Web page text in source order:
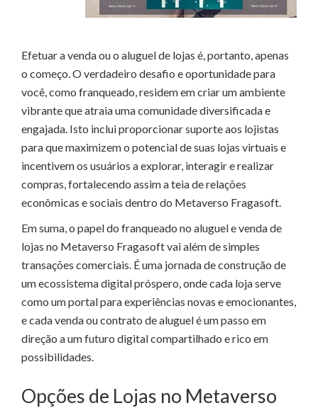
Efetuar a venda ou o aluguel de lojas é, portanto, apenas
o começo. O verdadeiro desafio e oportunidade para
você, como franqueado, residem em criar um ambiente
vibrante que atraia uma comunidade diversificada e
engajada. Isto inclui proporcionar suporte aos lojistas
para que maximizem o potencial de suas lojas virtuais e
incentivem os usuários a explorar, interagir e realizar
compras, fortalecendo assim a teia de relações
econômicas e sociais dentro do Metaverso Fragasoft.
Em suma, o papel do franqueado no aluguel e venda de
lojas no Metaverso Fragasoft vai além de simples
transações comerciais. É uma jornada de construção de
um ecossistema digital próspero, onde cada loja serve
como um portal para experiências novas e emocionantes,
e cada venda ou contrato de aluguel é um passo em
direção a um futuro digital compartilhado e rico em
possibilidades.
Opções de Lojas no Metaverso